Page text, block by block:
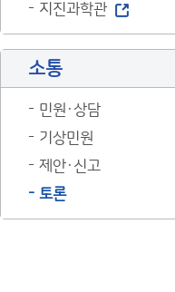
지진과학관
소통
민원·상담
기상민원
제안·신고
토론